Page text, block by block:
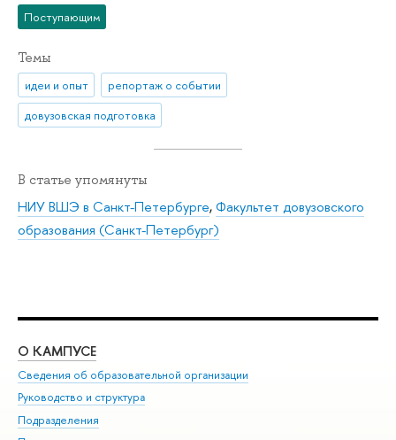
Поступающим
Темы
идеи и опыт
репортаж о событии
довузовская подготовка
В статье упомянуты
НИУ ВШЭ в Санкт-Петербурге,Факультет довузовского
образования (Санкт-Петербург)
О КАМПУСЕ
Сведения об образовательной организации
Руководство и структура
Подразделения